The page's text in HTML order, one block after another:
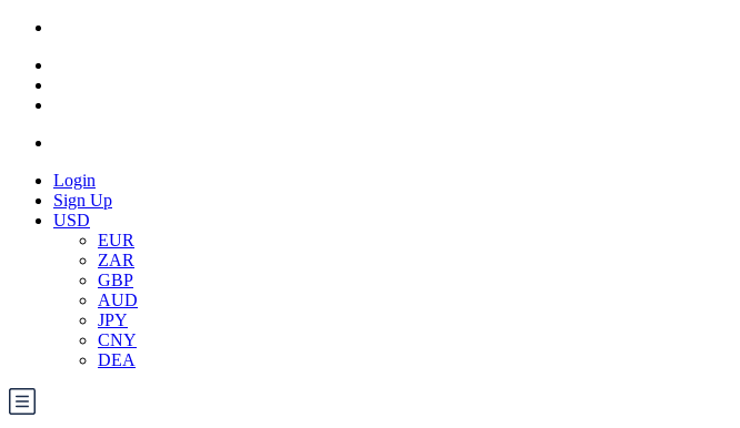
Login
Sign Up
USD
EUR
ZAR
GBP
AUD
JPY
CNY
DEA